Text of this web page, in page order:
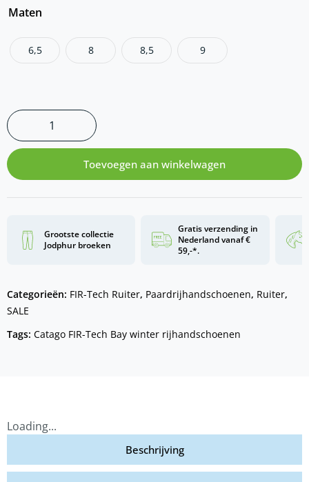
Maten
6,5 8 8,5 9
Toevoegen aan winkelwagen
Grootste collectie
Jodphur broeken
Gratis verzending in
Nederland vanaf €
59,-*.
Categorieën: FIR-Tech Ruiter, Paardrijhandschoenen, Ruiter,
SALE
Tags: Catago FIR-Tech Bay winter rijhandschoenen
Loading...
Beschrijving